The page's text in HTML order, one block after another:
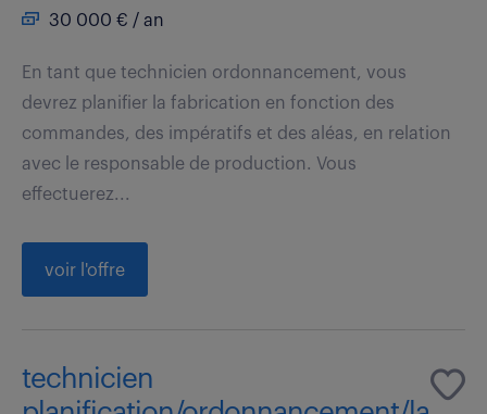
30 000 € / an
En tant que technicien ordonnancement, vous
devrez planifier la fabrication en fonction des
commandes, des impératifs et des aléas, en relation
avec le responsable de production. Vous
effectuerez...
voir l'offre
technicien